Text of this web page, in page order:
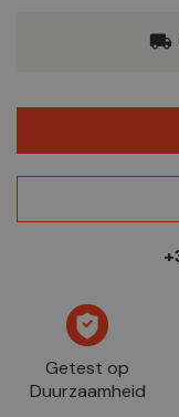
local_shipping
Getest op
Duurzaamheid